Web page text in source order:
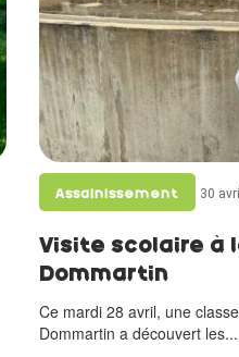
Assainissement 30
Visite scolaire à
Dommartin
Ce mardi 28 avril, une
Dommartin a découvert les...